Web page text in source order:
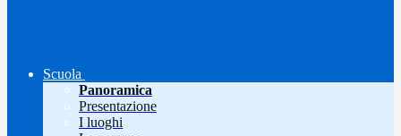
Scuola
Panoramica
Presentazione
I luoghi